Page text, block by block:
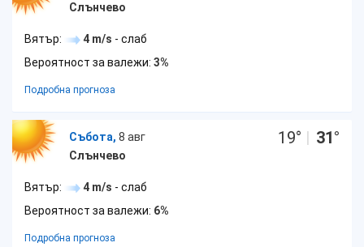
Слънчево
Вятър: 4 m/s - слаб
Вероятност за валежи: 3%
Подробна прогноза
Събота, 8 авг
Слънчево
19° | 31°
Вятър: 4 m/s - слаб
Вероятност за валежи: 6%
Подробна прогноза